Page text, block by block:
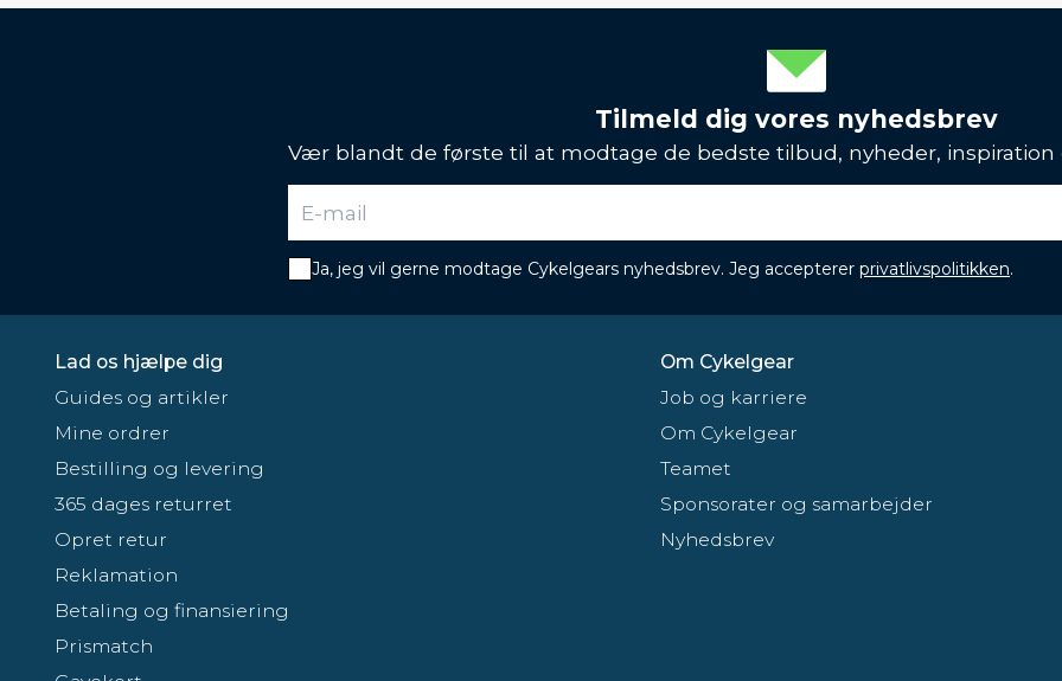
Tilmeld dig vores nyhedsbrev
Vær blandt de første til at modtage de bedste tilbud, nyheder, inspiration
Ja, jeg vil gerne modtage Cykelgears nyhedsbrev. Jeg accepterer privatlivspolitikken.
Lad os hjælpe dig
Guides og artikler
Mine ordrer
Bestilling og levering
365 dages returret
Opret retur
Reklamation
Betaling og finansiering
Prismatch
Om Cykelgear
Job og karriere
Om Cykelgear
Teamet
Sponsorater og samarbejder
Nyhedsbrev